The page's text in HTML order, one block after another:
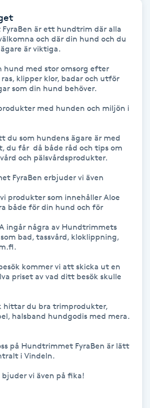
är ett hundtrim där alla
och där din hund och du
är viktiga.
hund med stor omsorg efter
klipper klor, badar och utför
som din hund behöver.
med hunden och miljön i
du som hundens ägare är med
du får  då både råd och tips om
och pälsvårdsprodukter.
FyraBen erbjuder vi även
produkter som innehåller Aloe
både för din hund och för
ingår några av Hundtrimmets
bad, tassvård, kloklippning,
kommer vi att skicka ut en
priset av vad ditt besök skulle
hittar du bra trimprodukter,
halsband hundgodis med mera.
på Hundtrimmet FyraBen är lätt
i Vindeln.
vi även på fika!